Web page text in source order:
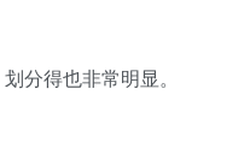
分得也非常明显。